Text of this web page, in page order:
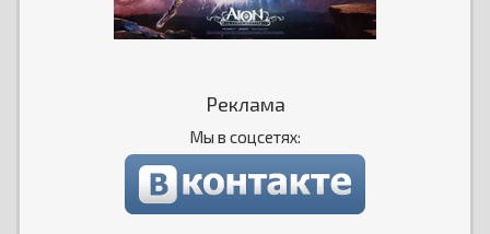
Реклама
Мы в соцсетях: